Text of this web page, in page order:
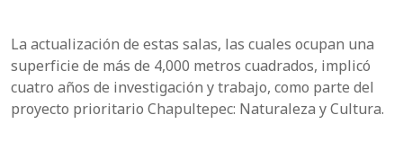
La actualización de estas salas, las cuales ocupan una
superficie de más de 4,000 metros cuadrados, implicó
cuatro años de investigación y trabajo, como parte del
proyecto prioritario Chapultepec: Naturaleza y Cultura.